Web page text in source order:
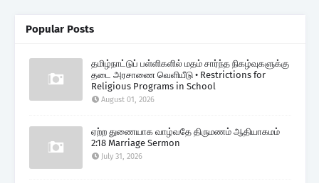
Popular Posts
தமிழ்நாட்டுப் பள்ளிகளில் மதம் சார்ந்த நிகழ்வுகளுக்கு
தடை அரசாணை வெளியீடு • Restrictions for
Religious Programs in School
August 01, 2026
ஏற்ற துணையாக வாழ்வதே திருமணம் ஆதியாகமம்
2:18 Marriage Sermon
July 31, 2026